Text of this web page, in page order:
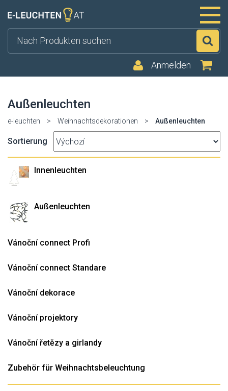
Anmelden
Außenleuchten
e-leuchten > Weihnachtsdekorationen > Außenleuchten
Sortierung
Innenleuchten
Außenleuchten
Vánoční connect Profi
Vánoční connect Standare
Vánoční dekorace
Vánoční projektory
Vánoční řetězy a girlandy
Zubehör für Weihnachtsbeleuchtung